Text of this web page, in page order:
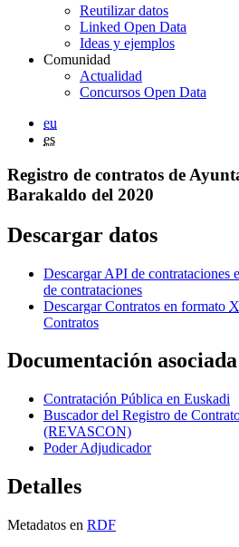
Reutilizar datos
Linked Open Data
Ideas y ejemplos
Comunidad
Actualidad
Concursos Open Data
eu
es
Registro de contratos de
Barakaldo del 2020
Descargar datos
Descargar API de contrataciones
de contrataciones
Descargar Contratos en formato
Contratos
Documentación asociada
Contratación Pública en Euskadi
Buscador del Registro de
(REVASCON)
Poder Adjudicador
Detalles
Metadatos en RDF